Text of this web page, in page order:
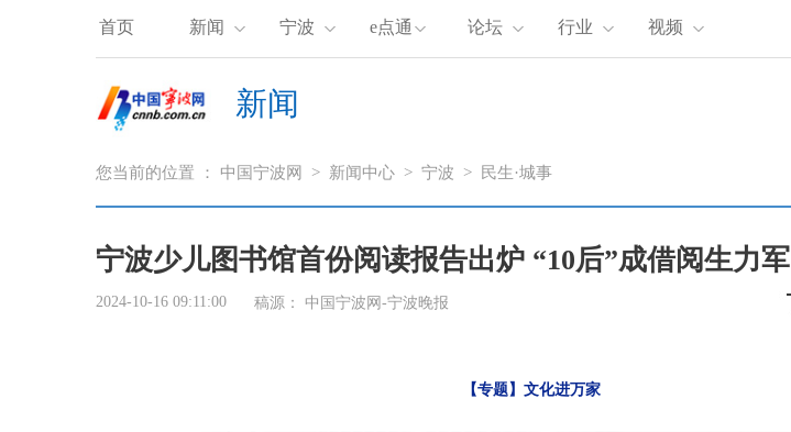
首页 新闻 宁波 e点通 论坛 行业 视频
新闻
您当前的位置 ： 中国宁波网 > 新闻中心 > 宁波 > 民生·城事
宁波少儿图书馆首份阅读报告出炉 “10后”成借阅生力军
2024-10-16 09:11:00 稿源： 中国宁波网-宁波晚报
【专题】文化进万家